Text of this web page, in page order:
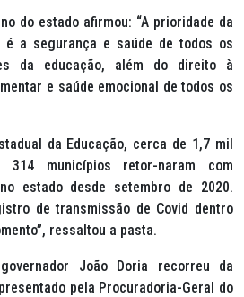
do estado afirmou: “A prioridade da
é a segurança e saúde de todos os
da educação, além do direito à
e saúde emocional de todos os
da Educação, cerca de 1,7 mil
314 municípios retor-naram com
estado desde setembro de 2020.
de transmissão de Covid dentro
ressaltou a pasta.
João Doria recorreu da
pela Procuradoria-Geral do